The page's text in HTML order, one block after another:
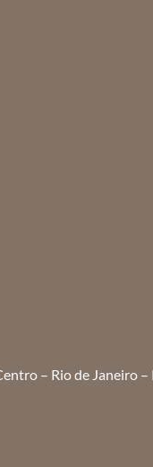
– Rio de Janeiro –